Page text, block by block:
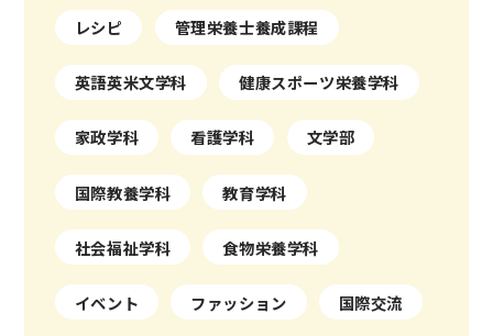
レシピ 管理栄養士養成課程
英語英米文学科 健康スポーツ栄養学科
家政学科 看護学科 文学部
国際教養学科 教育学科
社会福祉学科 食物栄養学科
イベント ファッション 国際交流